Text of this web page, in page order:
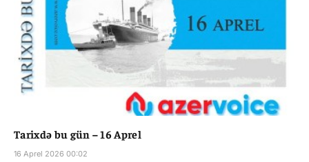
Tarixdə bu gün – 16 Aprel
16 Aprel 2026 00:02